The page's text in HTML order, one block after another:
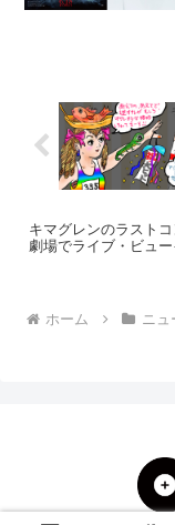
キマグレンのラスト
劇場でライブ・ビュー
ホーム ニュ